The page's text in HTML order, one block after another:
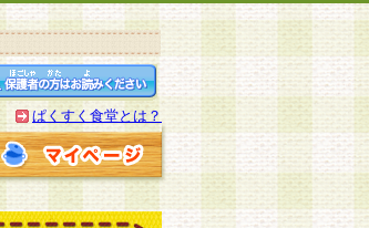
ぱくすく食堂とは？